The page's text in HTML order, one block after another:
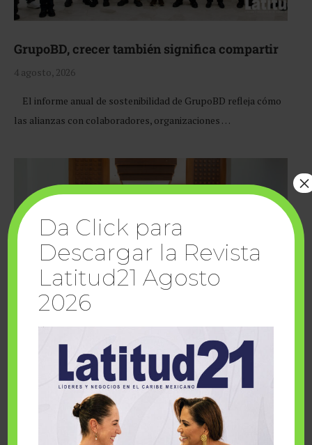
GrupoBD, crecer también significa compartir
4 agosto, 2026
El informe anual de sostenibilidad de GrupoBD refleja cómo
las alianzas con colaboradores, organizaciones …
Cuando la solidaridad inspira; cumplen
sueños Fairmont Mayakoba y Make-A-Wish
Da Click para
Descargar la Revista
Latitud21 Agosto
2026
×